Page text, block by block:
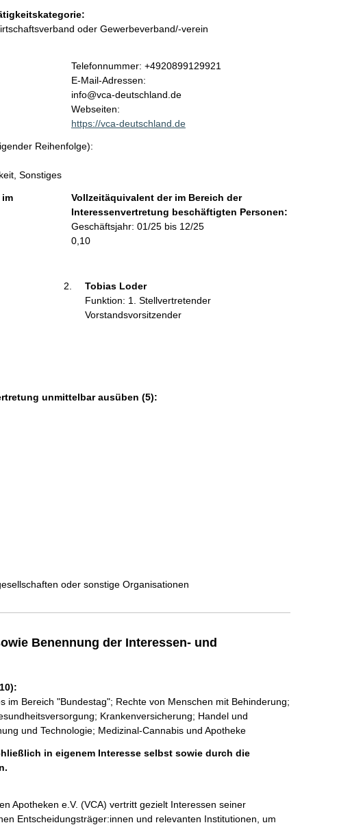
oder Gewerbeverband/-verein
K
o
n
t
a
t
f
o
r
m
Telefonnummer: +4920899129921
E-Mail-Adressen:
info@vca-deutschland.de
Webseiten:
https://vca-deutschland.de
Reihenfolge):
Sonstiges
Vollzeitäquivalent der im Bereich der
Interessenvertretung beschäftigten Personen:
Geschäftsjahr: 01/25 bis 12/25
0,10
Tobias Loder
Funktion: 1. Stellvertretender
Vorstandsvorsitzender
unmittelbar ausüben (5):
oder sonstige Organisationen
Benennung der Interessen- und
im Bereich "Bundestag"; Rechte von Menschen mit Behinderung;
Krankenversicherung; Handel und
und Technologie; Medizinal-Cannabis und Apotheke
in eigenem Interesse selbst sowie durch die
Apotheken e.V. (VCA) vertritt gezielt Interessen seiner
Entscheidungsträger:innen und relevanten Institutionen, um